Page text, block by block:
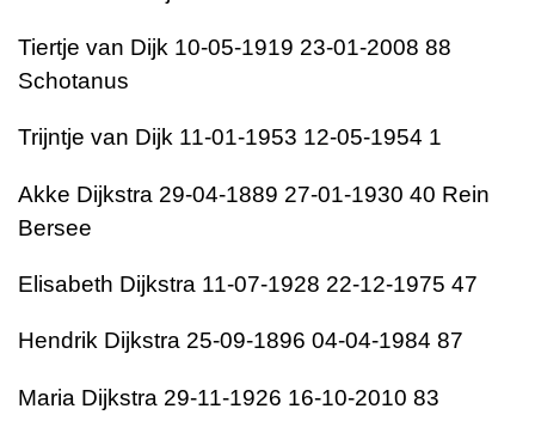
Tiertje van Dijk 10-05-1919 23-01-2008 88
Schotanus
Trijntje van Dijk 11-01-1953 12-05-1954 1
Akke Dijkstra 29-04-1889 27-01-1930 40 Rein
Bersee
Elisabeth Dijkstra 11-07-1928 22-12-1975 47
Hendrik Dijkstra 25-09-1896 04-04-1984 87
Maria Dijkstra 29-11-1926 16-10-2010 83